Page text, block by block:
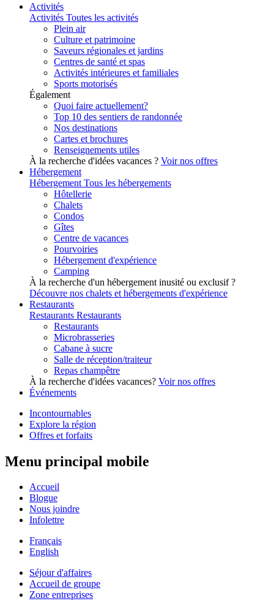
Activités
Activités Toutes les activités
Plein air
Culture et patrimoine
Saveurs régionales et jardins
Centres de santé et spas
Activités intérieures et familiales
Sports motorisés
Également
Quoi faire actuellement?
Top 10 des sentiers de randonnée
Nos destinations
Cartes et brochures
Renseignements utiles
À la recherche d'idées vacances ? Voir nos offres
Hébergement
Hébergement Tous les hébergements
Hôtellerie
Chalets
Condos
Gîtes
Centre de vacances
Pourvoiries
Hébergement d'expérience
Camping
À la recherche d'un hébergement inusité ou exclusif ?
Découvre nos chalets et hébergements d'expérience
Restaurants
Restaurants Restaurants
Restaurants
Microbrasseries
Cabane à sucre
Salle de réception/traiteur
Repas champêtre
À la recherche d'idées vacances? Voir nos offres
Événements
Incontournables
Explore la région
Offres et forfaits
Menu principal mobile
Accueil
Blogue
Nous joindre
Infolettre
Français
English
Séjour d'affaires
Accueil de groupe
Zone entreprises